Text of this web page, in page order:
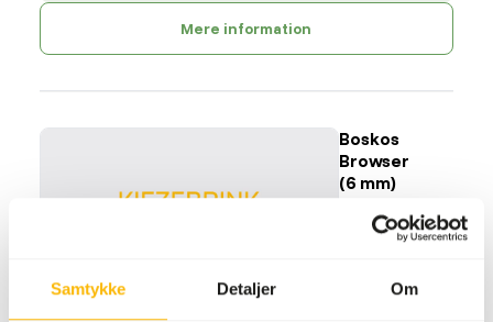
Samtykke Detaljer Om
Mere information
Boskos
Browser
(6 mm)
WE008